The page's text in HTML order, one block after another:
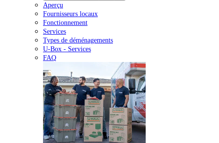
Aperçu
Fournisseurs locaux
Fonctionnement
Services
Types de déménagements
U-Box - Services
FAQ